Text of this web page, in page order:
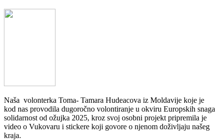
Naša volonterka Toma- Tamara Hudeacova iz Moldavije koje je
kod nas provodila dugoročno volontiranje u okviru Europskih snaga
solidarnost od ožujka 2025, kroz svoj osobni projekt pripremila je
video o Vukovaru i stickere koji govore o njenom doživljaju našeg
kraja.